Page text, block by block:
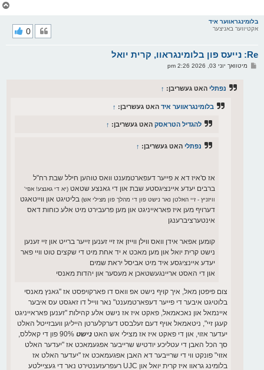
בלומינגראווער איד
אקטיווער באניצער
Re: נייעס פון בלומינגראוו, קרית יואל
0
פמיטוואך יוני 03, 2026 2:26 pm
נפתלי האט געשריבן: ↑
בלומינגראווער איד האט געשריבן: ↑
להגדיל הטראסק האט געשריבן: ↑
נפתלי האט געשריבן: ↑
אז ס'איז דא א פייער דעפארטמענט וואס טוהען חילל שבת רח"ל
ברבים יעדע איינציגסטע שבת און די גאנצע שטאט (יא די גאנצע! אפי'
וויזניץ - זיי האלטן נאר נישט פון די מהלך פון מצילי אש) בליטיגט און ווייטאגט
דערויף מען איז פאראייניגט און מען פרעבירט מיט אלע כוחות דאס
אינטערציברענגן
קומען אפאר אידן וואס ווילן ווייזן אז זיי זענען זייער ברייט און זיי זענען
נישט קרית יואל און מען מאכט א יד אחת מיט די שקצים טוט וויי פאר
יעדע איינציגסע איד מיט אביסל יראת שמים
און די האסט אריינגעשטאכן א מעסער און יהדות מאנסי
צום פיפטן מאל, איך קויף נישט אפ וואס דו פארקויפסט אז "גאנץ מאנסי
בלוטיגט איבער די פייער דעפארטמענט" נאר ווייל דו זאגסט עס איבער
איינמאל און נאכאמאל, פאקט איז אז נישט אלע קהילות "זענען פאראייניגט
קעגן זיי", ניטאמאל אויף דעם זעלבסט דערקלערטן הייליגן וועבזייטל האלט
יעדער אזוי, און די פאקט איז אז מצילי אש האט נישט
90% פון די קאללס,
סך הכל האבן די עטליכע יודטיש שרייבער אפגעמאכט אז "יעדער האלט
אזוי" פונקט ווי די שרייבער דא האבן אפגעמאכט אז "יעדער האלט אז
בלומינג גראוו איז קרית יואל און UJC רעפרעזענטירט נאר די געציילטע